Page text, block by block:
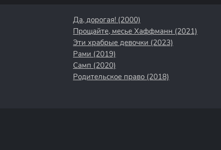
Да, дорогая! (2000)
Прощайте, месье Хаффманн (2021)
Эти храбрые девочки (2023)
Рами (2019)
Самп (2020)
Родительское право (2018)